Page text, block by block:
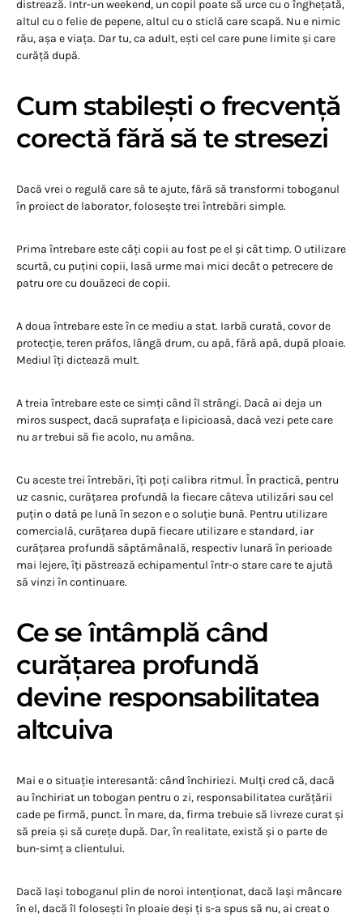
distrează. Într-un weekend, un copil poate să urce cu o înghețată,
altul cu o felie de pepene, altul cu o sticlă care scapă. Nu e nimic
rău, așa e viața. Dar tu, ca adult, ești cel care pune limite și care
curăță după.
Cum stabilești o frecvență
corectă fără să te stresezi
Dacă vrei o regulă care să te ajute, fără să transformi toboganul
în proiect de laborator, folosește trei întrebări simple.
Prima întrebare este câți copii au fost pe el și cât timp. O utilizare
scurtă, cu puțini copii, lasă urme mai mici decât o petrecere de
patru ore cu douăzeci de copii.
A doua întrebare este în ce mediu a stat. Iarbă curată, covor de
protecție, teren prăfos, lângă drum, cu apă, fără apă, după ploaie.
Mediul îți dictează mult.
A treia întrebare este ce simți când îl strângi. Dacă ai deja un
miros suspect, dacă suprafața e lipicioasă, dacă vezi pete care
nu ar trebui să fie acolo, nu amâna.
Cu aceste trei întrebări, îți poți calibra ritmul. În practică, pentru
uz casnic, curățarea profundă la fiecare câteva utilizări sau cel
puțin o dată pe lună în sezon e o soluție bună. Pentru utilizare
comercială, curățarea după fiecare utilizare e standard, iar
curățarea profundă săptămânală, respectiv lunară în perioade
mai lejere, îți păstrează echipamentul într-o stare care te ajută
să vinzi în continuare.
Ce se întâmplă când
curățarea profundă
devine responsabilitatea
altcuiva
Mai e o situație interesantă: când închiriezi. Mulți cred că, dacă
au închiriat un tobogan pentru o zi, responsabilitatea curățării
cade pe firmă, punct. În mare, da, firma trebuie să livreze curat și
să preia și să curețe după. Dar, în realitate, există și o parte de
bun-simț a clientului.
Dacă lași toboganul plin de noroi intenționat, dacă lași mâncare
în el, dacă îl folosești în ploaie deși ți s-a spus să nu, ai creat o